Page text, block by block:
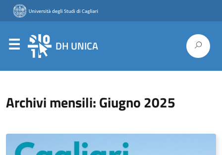
DH UNICA
Archivi mensili: Giugno 2025